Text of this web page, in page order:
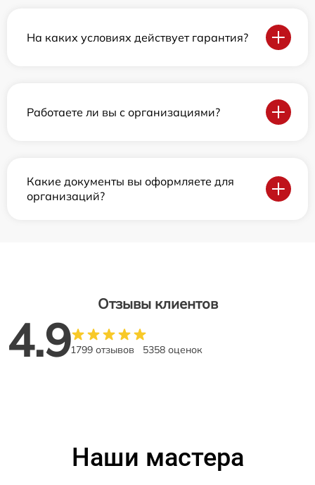
На каких условиях действует гарантия?
Работаете ли вы с организациями?
Какие документы вы оформляете для
организаций?
Отзывы клиентов
4.91799 отзывов 5358 оценок
Наши мастера